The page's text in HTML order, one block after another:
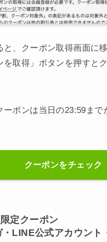
と、クーポン取得画面に移
を取得」ボタンを押すと
ーポンは当日の23:59まで
クーポンをチェック
定クーポン
・LINE公式アカウント